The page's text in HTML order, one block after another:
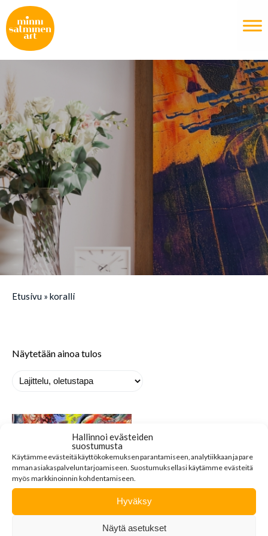
Hallinnoi evästeiden
suostumusta
Käytämmeevästeitäkäyttökokemuksenparantamiseen analytiikkaanjapare
mmanasiakaspalveluntarjoamiseen Suostumuksellasi käytämme evästeitä
myös markkinoinnin kohdentamiseen.
Hyväksy
Näytä asetukset
Etusivu » koralli
Näytetään ainoa tulos